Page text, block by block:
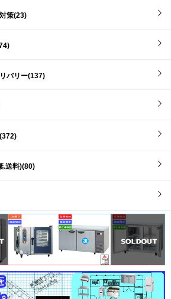
策(23)
バリー(137)
.送料)(80)